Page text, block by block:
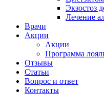
Экзостоз
Лечение
Врачи
Акции
Акции
Программа
Отзывы
Статьи
Вопрос и ответ
Контакты